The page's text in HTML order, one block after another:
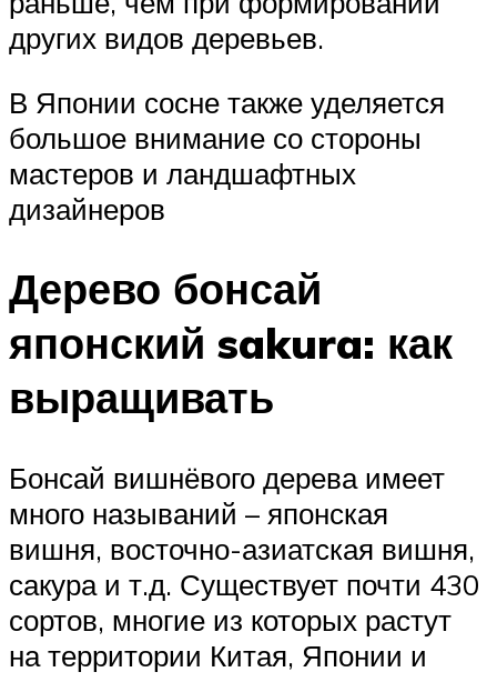
других видов деревьев.
В Японии сосне также уделяется
большое внимание со стороны
мастеров и ландшафтных
дизайнеров
Дерево бонсай
японский sakura: как
выращивать
Бонсай вишнёвого дерева имеет
много называний – японская
вишня, восточно-азиатская вишня,
сакура и т.д. Существует почти 430
сортов, многие из которых растут
на территории Китая, Японии и